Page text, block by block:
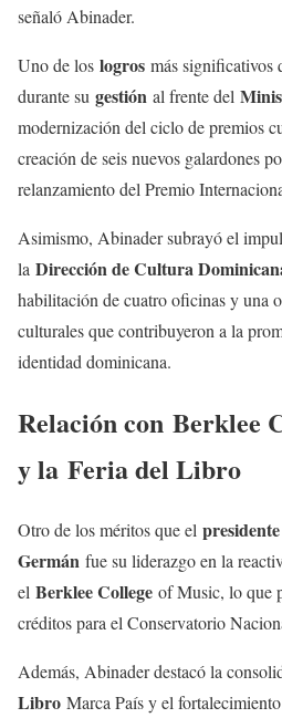
señaló Abinader.
Uno de los logros más significativos
durante su gestión al frente del
modernización del ciclo de premios
creación de seis nuevos galardones
relanzamiento del Premio
Asimismo, Abinader subrayó el
la Dirección de Cultura
habilitación de cuatro oficinas y una
culturales que contribuyeron a la
identidad dominicana.
Relación con Berklee
y la Feria del Libro
Otro de los méritos que el presidente
Germán fue su liderazgo en la
el Berklee College of Music, lo que
créditos para el Conservatorio
Además, Abinader destacó la
Libro Marca País y el